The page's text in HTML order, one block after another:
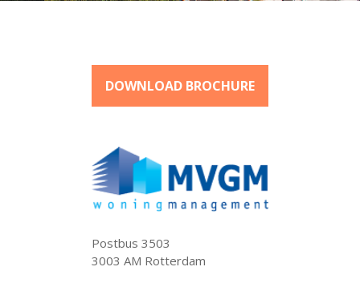
DOWNLOAD BROCHURE
Postbus 3503
3003 AM Rotterdam